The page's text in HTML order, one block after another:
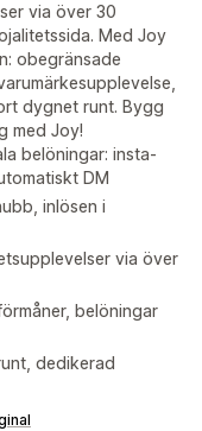
via över 30
Med Joy
obegränsade
dygnet runt. Bygg
med Joy!
belöningar: insta-
DM
inlösen i
via över
belöningar
dedikerad